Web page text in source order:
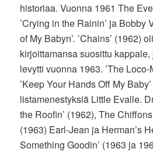
historiaa. Vuonna 1961 The
’Crying in the Rainin’ ja Bobby
of My Babyn’. ’Chains’ (1962)
kirjoittamansa suosittu
levytti vuonna 1963. ’The Loco-
’Keep Your Hands Off My
listamenestyksiä Little Evalle.
the Roofin’ (1962), The
(1963) Earl-Jean ja Herman’s
Something Goodin’ (1963 ja